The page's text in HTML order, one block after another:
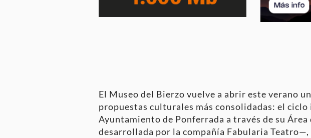
El Museo del Bierzo vuelve a abrir este verano
propuestas culturales más consolidadas: el
Ayuntamiento de Ponferrada a través de su
desarrollada por la compañía Fabularia